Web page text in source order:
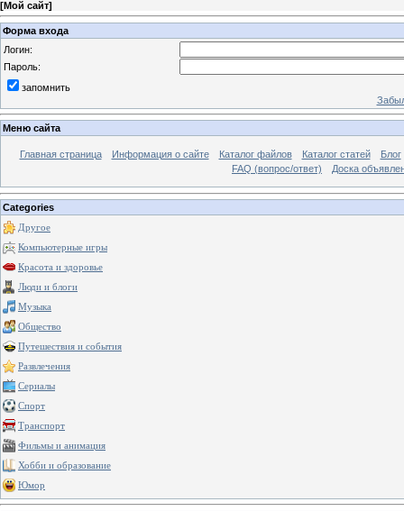
[Мой сайт]
Форма входа
Логин:
Пароль:
запомнить
Меню сайта
Главная страница Информация о сайте Каталог файлов Каталог статей
Блог
FAQ (вопрос/ответ)
Доска
Categories
Другое
Компьютерные игры
Красота и здоровье
Люди и блоги
Музыка
Общество
Путешествия и события
Развлечения
Сериалы
Спорт
Транспорт
Фильмы и анимация
Хобби и образование
Юмор